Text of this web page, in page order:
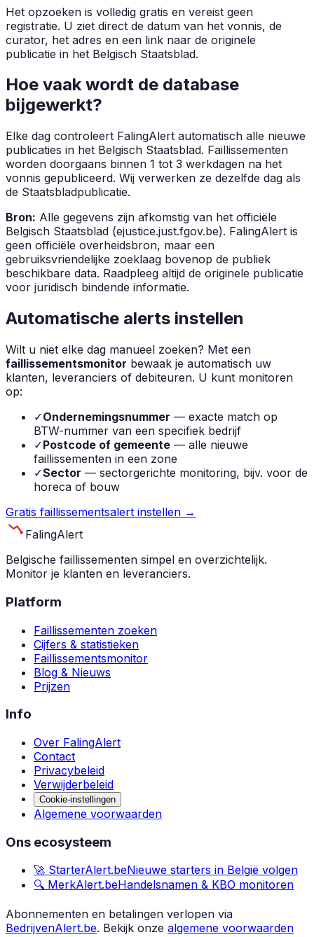
Het opzoeken is volledig gratis en vereist geen
registratie. U ziet direct de datum van het vonnis, de
curator, het adres en een link naar de originele
publicatie in het Belgisch Staatsblad.
Hoe vaak wordt de database
bijgewerkt?
Elke dag controleert FalingAlert automatisch alle nieuwe
publicaties in het Belgisch Staatsblad. Faillissementen
worden doorgaans binnen 1 tot 3 werkdagen na het
vonnis gepubliceerd. Wij verwerken ze dezelfde dag als
de Staatsbladpublicatie.
Bron: Alle gegevens zijn afkomstig van het officiële
Belgisch Staatsblad (ejustice.just.fgov.be). FalingAlert is
geen officiële overheidsbron, maar een
gebruiksvriendelijke zoeklaag bovenop de publiek
beschikbare data. Raadpleeg altijd de originele publicatie
voor juridisch bindende informatie.
Automatische alerts instellen
Wilt u niet elke dag manueel zoeken? Met een
faillissementsmonitor bewaak je automatisch uw
klanten, leveranciers of debiteuren. U kunt monitoren
op:
✓Ondernemingsnummer — exacte match op
BTW-nummer van een specifiek bedrijf
✓Postcode of gemeente — alle nieuwe
faillissementen in een zone
✓Sector — sectorgerichte monitoring, bijv. voor de
horeca of bouw
Gratis faillissementsalert instellen →
FalingAlert
Belgische faillissementen simpel en overzichtelijk.
Monitor je klanten en leveranciers.
Platform
Faillissementen zoeken
Cijfers & statistieken
Faillissementsmonitor
Blog & Nieuws
Prijzen
Info
Over FalingAlert
Contact
Privacybeleid
Verwijderbeleid
Cookie-instellingen
Algemene voorwaarden
Ons ecosysteem
🚀 StarterAlert.beNieuwe starters in België volgen
🔍 MerkAlert.beHandelsnamen & KBO monitoren
Abonnementen en betalingen verlopen via
BedrijvenAlert.be. Bekijk onze algemene voorwaarden